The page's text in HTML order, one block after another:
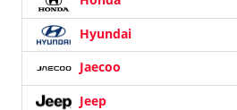
Hyundai
Jaecoo
Jeep